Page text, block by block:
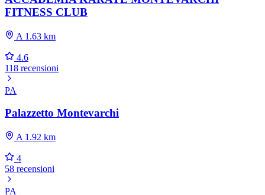
FITNESS CLUB
A 1.63 km
4.6
118 recensioni
PA
Palazzetto Montevarchi
A 1.92 km
4
58 recensioni
PA